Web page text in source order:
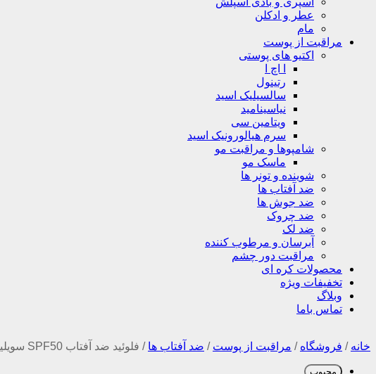
عطر و ادکلن
مام
مراقبت از پوست
اکتیو های پوستی
ا اچ ا
رتینول
سالسیلیک اسید
نیاسینامید
ویتامین سی
سرم هیالورونیک اسید
شامپوها و مراقبت مو
ماسک مو
شوینده و تونر ها
ضد آفتاب ها
ضد جوش ها
ضد چروک
ضد لک
آبرسان و مرطوب کننده
مراقبت دور چشم
محصولات کره ای
تخفیفات ویژه
وبلاگ
تماس باما
خانه / فروشگاه / مراقبت از پوست / ضد آفتاب ها / فلوئید ضد آفتاب SPF50 سویلیفت حجم 50ml
محبوب